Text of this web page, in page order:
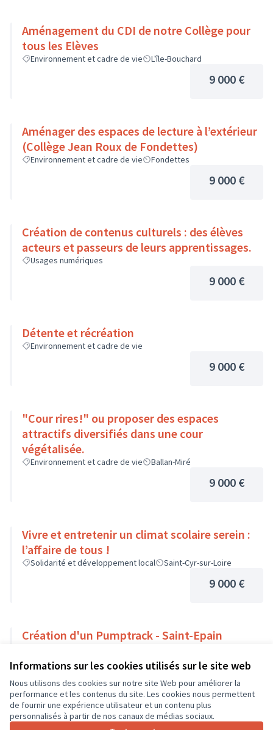
Informations sur les cookies utilisés sur le site web
Nous utilisons des cookies sur notre site Web pour améliorer la
performance et les contenus du site. Les cookies nous permettent
de fournir une expérience utilisateur et un contenu plus
personnalisés à partir de nos canaux de médias sociaux.
Aménagement du CDI de notre Collège pour
tous les Elèves
Environnement et cadre de vie L'île-Bouchard
9 000 €
Aménager des espaces de lecture à l’extérieur
(Collège Jean Roux de Fondettes)
Environnement et cadre de vie Fondettes
9 000 €
Création de contenus culturels : des élèves
acteurs et passeurs de leurs apprentissages.
Usages numériques
9 000 €
Détente et récréation
Environnement et cadre de vie
9 000 €
"Cour rires!" ou proposer des espaces
attractifs diversifiés dans une cour
végétalisée.
Environnement et cadre de vie Ballan-Miré
9 000 €
Vivre et entretenir un climat scolaire serein :
l’affaire de tous !
Solidarité et développement local Saint-Cyr-sur-Loire
9 000 €
Création d'un Pumptrack - Saint-Epain
9 000 €